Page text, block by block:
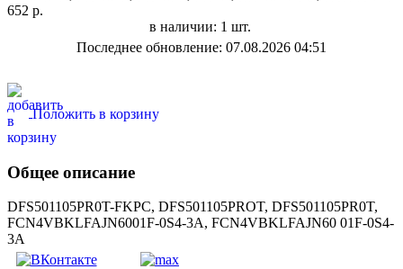
652 р.
в наличии: 1 шт.
Последнее обновление: 07.08.2026 04:51
Положить в корзину
Общее описание
DFS501105PR0T-FKPC, DFS501105PROT, DFS501105PR0T,
FCN4VBKLFAJN6001F-0S4-3A, FCN4VBKLFAJN60 01F-0S4-
3A